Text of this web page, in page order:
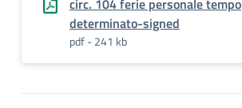
circ. 104 ferie personale tempo
determinato-signed
pdf - 241 kb